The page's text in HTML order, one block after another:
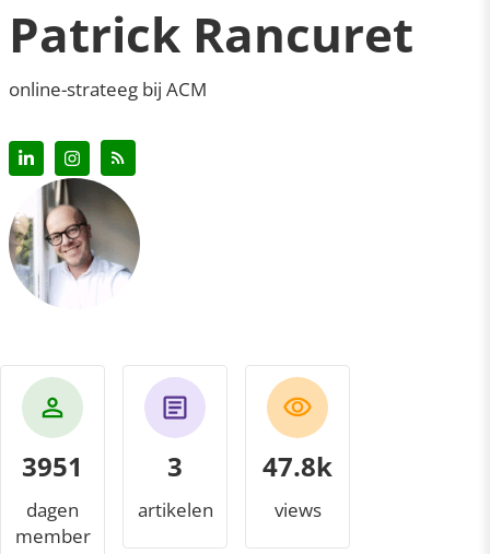
Patrick Rancuret
online-strateeg bij ACM
3951
dagen
member
3
artikelen
52.6k
views